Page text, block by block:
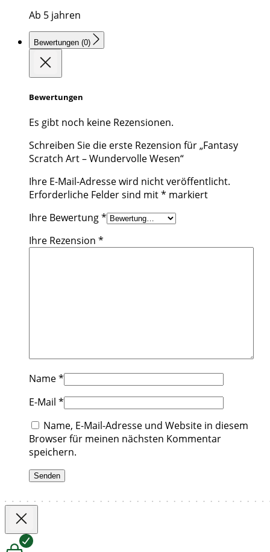
Ab 5 jahren
Bewertungen (0)
Bewertungen
Es gibt noch keine Rezensionen.
Schreiben Sie die erste Rezension für „Fantasy
Scratch Art – Wundervolle Wesen“
Ihre E-Mail-Adresse wird nicht veröffentlicht.
Erforderliche Felder sind mit* markiert
Ihre Bewertung*
Ihre Rezension *
Name*
E-Mail *
Name, E-Mail-Adresse und Website in diesem
Browser für meinen nächsten Kommentar
speichern.